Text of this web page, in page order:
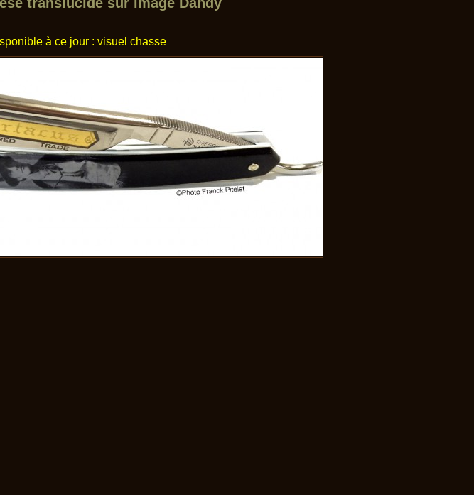
à ce jour : visuel chasse